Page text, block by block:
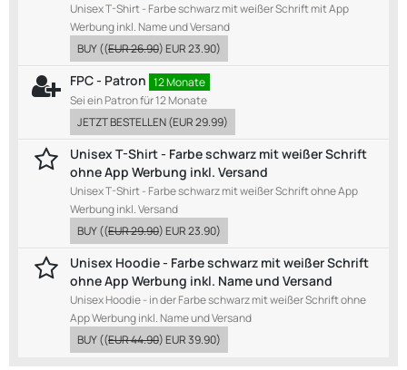
Unisex T-Shirt - Farbe schwarz mit weißer Schrift mit App
Werbung inkl. Name und Versand
BUY((EUR 26.90)EUR 23.90)
FPC - Patron 12 Monate
Sei ein Patron für 12 Monate
JETZT BESTELLEN(EUR 29.99)
Unisex T-Shirt - Farbe schwarz mit weißer Schrift
ohne App Werbung inkl. Versand
Unisex T-Shirt - Farbe schwarz mit weißer Schrift ohne App
Werbung inkl. Versand
BUY((EUR 29.90)EUR 23.90)
Unisex Hoodie - Farbe schwarz mit weißer Schrift
ohne App Werbung inkl. Name und Versand
Unisex Hoodie - in der Farbe schwarz mit weißer Schrift ohne
App Werbung inkl. Name und Versand
BUY((EUR 44.90)EUR 39.90)